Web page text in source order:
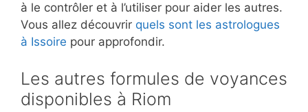
à le contrôler et à l’utiliser pour aider les autres.
Vous allez découvrir quels sont les astrologues
à Issoire pour approfondir.
Les autres formules de voyances
disponibles à Riom